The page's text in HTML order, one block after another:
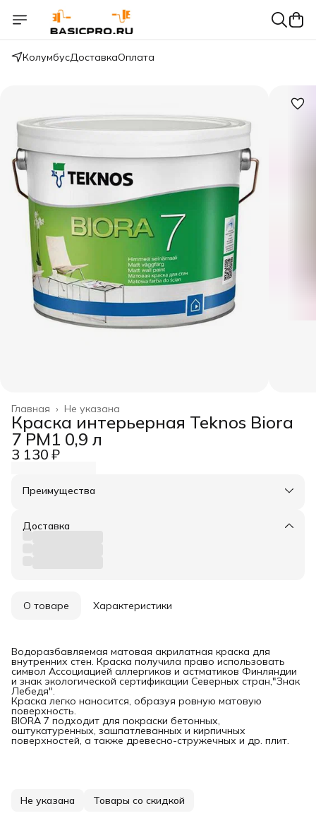
КолумбусДоставкаОплата
Не указана
Главная ›
Краска интерьерная Teknos Biora
7 РМ1 0,9 л
3 130 ₽
Преимущества
Оплата частями в Сплит
Удобный возврат
Доставка
О товаре Характеристики
Водоразбавляемая матовая акрилатная краска для
внутренних стен. Краска получила право использовать
символ Ассоциацией аллергиков и астматиков Финляндии
и знак экологической сертификации Северных стран,"Знак
Лебедя".
Краска легко наносится, образуя ровную матовую
поверхность.
BIORA 7 подходит для покраски бетонных,
оштукатуренных, зашпатлеванных и кирпичных
поверхностей, а также древесно-стружечных и др. плит.
Не указана Товары со скидкой